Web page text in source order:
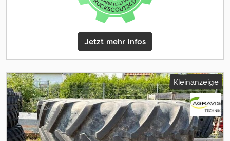
Jetzt mehr Infos
Kleinanzeige